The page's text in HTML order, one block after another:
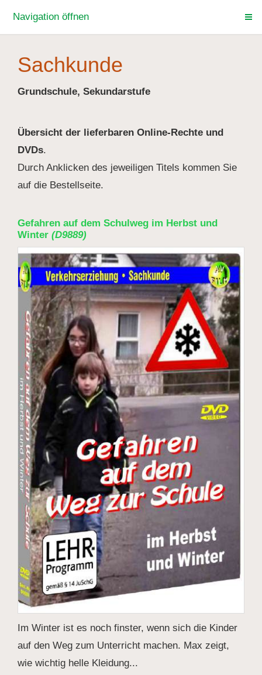
Navigation öffnen
Sachkunde
Grundschule, Sekundarstufe
Übersicht der lieferbaren Online-Rechte und
DVDs.
Durch Anklicken des jeweiligen Titels kommen Sie
auf die Bestellseite.
Gefahren auf dem Schulweg im Herbst und
Winter (D9889)
Im Winter ist es noch finster, wenn sich die Kinder
auf den Weg zum Unterricht machen. Max zeigt,
wie wichtig helle Kleidung...